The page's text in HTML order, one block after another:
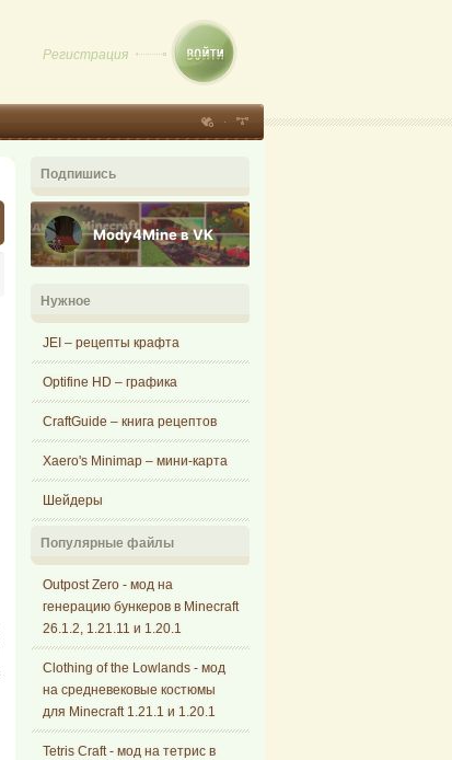
Регистрация
Подпишись
Mody4Mine в VK
Нужное
JEI – рецепты крафта
Optifine HD – графика
CraftGuide – книга рецептов
Xaero's Minimap – мини-карта
Шейдеры
Популярные файлы
Outpost Zero - мод на
генерацию бункеров в Minecraft
26.1.2, 1.21.11 и 1.20.1
Clothing of the Lowlands - мод
на средневековые костюмы
для Minecraft 1.21.1 и 1.20.1
Tetris Craft - мод на тетрис в